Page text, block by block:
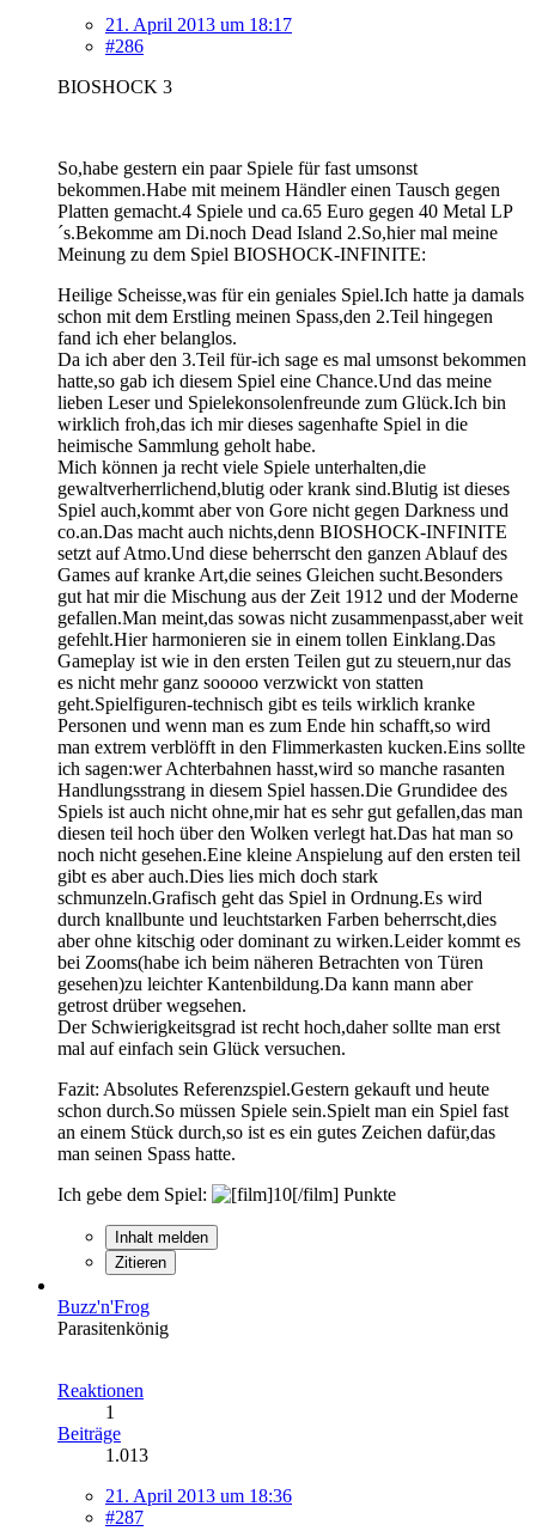
21. April 2013 um 18:17
#286
BIOSHOCK 3
So,habe gestern ein paar Spiele für fast umsonst
bekommen.Habe mit meinem Händler einen Tausch gegen
Platten gemacht.4 Spiele und ca.65 Euro gegen 40 Metal LP
´s.Bekomme am Di.noch Dead Island 2.So,hier mal meine
Meinung zu dem Spiel BIOSHOCK-INFINITE:
Heilige Scheisse,was für ein geniales Spiel.Ich hatte ja damals
schon mit dem Erstling meinen Spass,den 2.Teil hingegen
fand ich eher belanglos.
Da ich aber den 3.Teil für-ich sage es mal umsonst bekommen
hatte,so gab ich diesem Spiel eine Chance.Und das meine
lieben Leser und Spielekonsolenfreunde zum Glück.Ich bin
wirklich froh,das ich mir dieses sagenhafte Spiel in die
heimische Sammlung geholt habe.
Mich können ja recht viele Spiele unterhalten,die
gewaltverherrlichend,blutig oder krank sind.Blutig ist dieses
Spiel auch,kommt aber von Gore nicht gegen Darkness und
co.an.Das macht auch nichts,denn BIOSHOCK-INFINITE
setzt auf Atmo.Und diese beherrscht den ganzen Ablauf des
Games auf kranke Art,die seines Gleichen sucht.Besonders
gut hat mir die Mischung aus der Zeit 1912 und der Moderne
gefallen.Man meint,das sowas nicht zusammenpasst,aber weit
gefehlt.Hier harmonieren sie in einem tollen Einklang.Das
Gameplay ist wie in den ersten Teilen gut zu steuern,nur das
es nicht mehr ganz sooooo verzwickt von statten
geht.Spielfiguren-technisch gibt es teils wirklich kranke
Personen und wenn man es zum Ende hin schafft,so wird
man extrem verblöfft in den Flimmerkasten kucken.Eins sollte
ich sagen:wer Achterbahnen hasst,wird so manche rasanten
Handlungsstrang in diesem Spiel hassen.Die Grundidee des
Spiels ist auch nicht ohne,mir hat es sehr gut gefallen,das man
diesen teil hoch über den Wolken verlegt hat.Das hat man so
noch nicht gesehen.Eine kleine Anspielung auf den ersten teil
gibt es aber auch.Dies lies mich doch stark
schmunzeln.Grafisch geht das Spiel in Ordnung.Es wird
durch knallbunte und leuchtstarken Farben beherrscht,dies
aber ohne kitschig oder dominant zu wirken.Leider kommt es
bei Zooms(habe ich beim näheren Betrachten von Türen
gesehen)zu leichter Kantenbildung.Da kann mann aber
getrost drüber wegsehen.
Der Schwierigkeitsgrad ist recht hoch,daher sollte man erst
mal auf einfach sein Glück versuchen.
Fazit: Absolutes Referenzspiel.Gestern gekauft und heute
schon durch.So müssen Spiele sein.Spielt man ein Spiel fast
an einem Stück durch,so ist es ein gutes Zeichen dafür,das
man seinen Spass hatte.
Ich gebe dem Spiel:
Punkte
Inhalt melden
Zitieren
Buzz'n'Frog
Parasitenkönig
Reaktionen
1
Beiträge
1.013
21. April 2013 um 18:36
#287